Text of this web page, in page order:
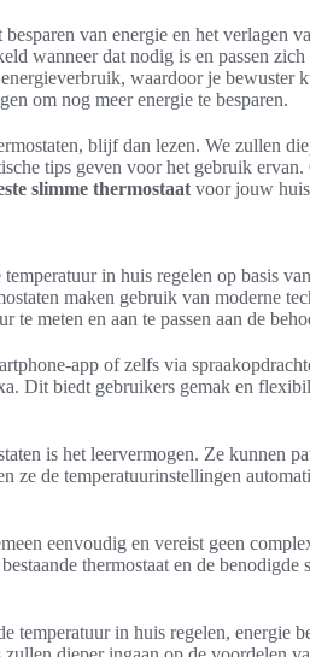
van energie en het verlagen
wanneer dat nodig is en passen zich
waardoor je bewuster
om nog meer energie te besparen.
blijf dan lezen. We zullen
tips geven voor het gebruik
slimme thermostaat voor jouw
in huis regelen op basis
maken gebruik van moderne
meten en aan te passen aan de
app of zelfs via
Dit biedt gebruikers gemak en
is het leervermogen. Ze kunnen
ze de temperatuurinstellingen
eenvoudig en vereist geen
thermostaat en de benodigde
temperatuur in huis regelen, energie